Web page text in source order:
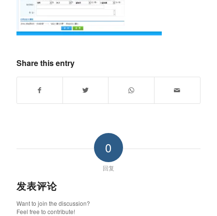
Share this entry
0
回复
发表评论
Want to join the discussion?
Feel free to contribute!